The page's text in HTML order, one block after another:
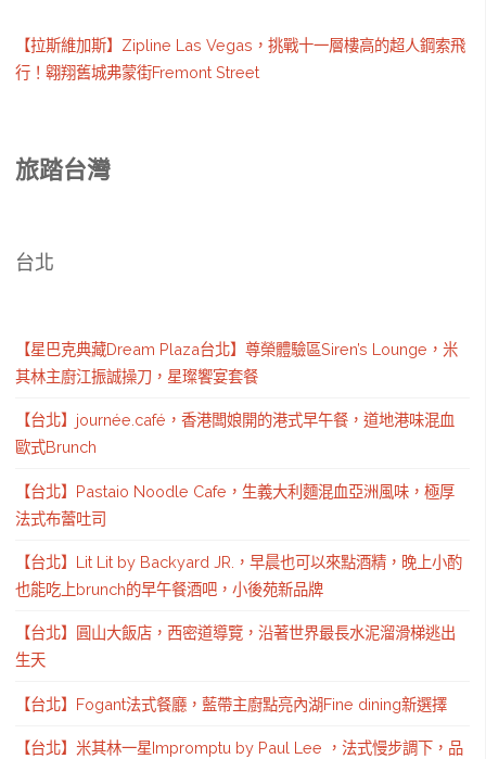
【拉斯維加斯】Zipline Las Vegas，挑戰十一層樓高的超人鋼索飛
行！翱翔舊城弗蒙街Fremont Street
旅踏台灣
台北
【星巴克典藏Dream Plaza台北】尊榮體驗區Siren’s Lounge，米
其林主廚江振誠操刀，星璨饗宴套餐
【台北】journée.café，香港闆娘開的港式早午餐，道地港味混血
歐式Brunch
【台北】Pastaio Noodle Cafe，生義大利麵混血亞洲風味，極厚
法式布蕾吐司
【台北】Lit Lit by Backyard JR.，早晨也可以來點酒精，晚上小酌
也能吃上brunch的早午餐酒吧，小後苑新品牌
【台北】圓山大飯店，西密道導覽，沿著世界最長水泥溜滑梯逃出
生天
【台北】Fogant法式餐廳，藍帶主廚點亮內湖Fine dining新選擇
【台北】米其林一星Impromptu by Paul Lee ，法式慢步調下，品